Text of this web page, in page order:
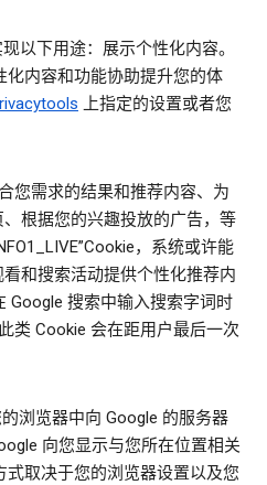
以下用途：展示个性化内容。
化内容和功能协助提升您的体
上指定的设置或者您
您需求的结果和推荐内容、为
根据您的兴趣投放的广告，等
，系统或许能
和搜索活动提供个性化推荐内
Google 搜索中输入搜索字词时
类 Cookie 会在距用户最后一次
的浏览器中向 Google 的服务器
向您显示与您所在位置相关
式取决于您的浏览器设置以及您